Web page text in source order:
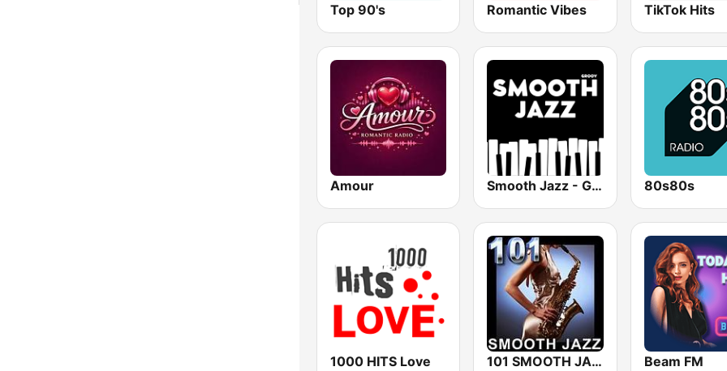
Top 90's Romantic Vibes TikTok Hits
Amour Smooth Jazz - Groov 80s80s
1000 HITS Love 101 SMOOTH JAZZ Beam FM